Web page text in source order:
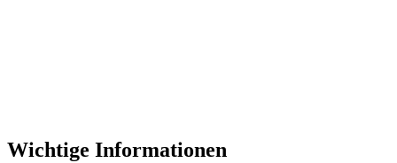
Wichtige Informationen